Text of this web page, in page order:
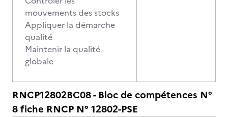
mouvements des stocks
Appliquer la démarche
qualité
Maintenir la qualité
globale
RNCP12802BC08 - Bloc de compétences N°
8 fiche RNCP N° 12802-PSE